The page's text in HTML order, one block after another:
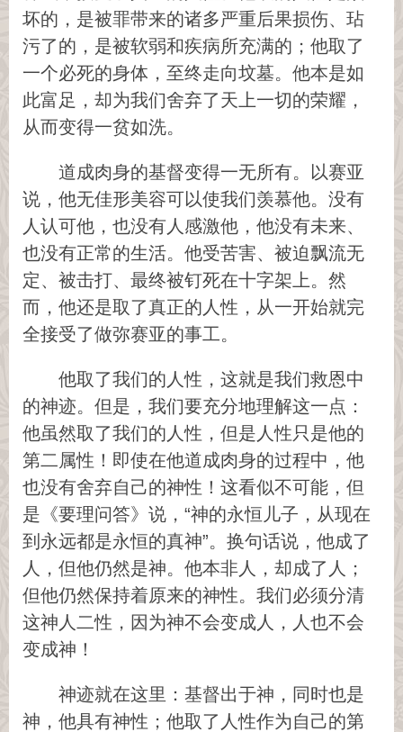
坏的，是被罪带来的诸多严重后果损伤、玷
污了的，是被软弱和疾病所充满的；他取了
一个必死的身体，至终走向坟墓。他本是如
此富足，却为我们舍弃了天上一切的荣耀，
从而变得一贫如洗。
道成肉身的基督变得一无所有。以赛亚
说，他无佳形美容可以使我们羡慕他。没有
人认可他，也没有人感激他，他没有未来、
也没有正常的生活。他受苦害、被迫飘流无
定、被击打、最终被钉死在十字架上。然
而，他还是取了真正的人性，从一开始就完
全接受了做弥赛亚的事工。
他取了我们的人性，这就是我们救恩中
的神迹。但是，我们要充分地理解这一点：
他虽然取了我们的人性，但是人性只是他的
第二属性！即使在他道成肉身的过程中，他
也没有舍弃自己的神性！这看似不可能，但
是《要理问答》说，“神的永恒儿子，从现在
到永远都是永恒的真神”。换句话说，他成了
人，但他仍然是神。他本非人，却成了人；
但他仍然保持着原来的神性。我们必须分清
这神人二性，因为神不会变成人，人也不会
变成神！
神迹就在这里：基督出于神，同时也是
神，他具有神性；他取了人性作为自己的第